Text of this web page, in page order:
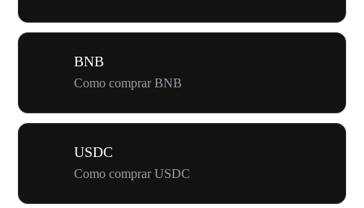
BNB
Como comprar BNB
USDC
Como comprar USDC